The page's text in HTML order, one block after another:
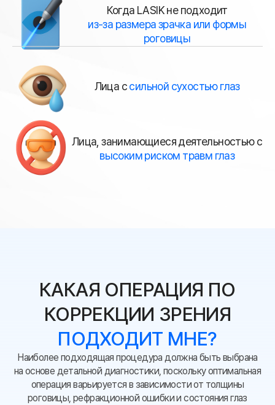
Когда LASIK не подходит
из-за размера зрачка или формы
роговицы
Лица ссильной сухостью глаз
Лица, занимающиеся деятельностью с
высоким риском травм глаз
КАКАЯ ОПЕРАЦИЯ ПО
КОРРЕКЦИИ ЗРЕНИЯ
ПОДХОДИТ МНЕ?
Наиболее подходящая процедура должна быть выбрана
на основе детальной диагностики, поскольку оптимальная
операция варьируется в зависимости от толщины
роговицы,рефракционной ошибки и состояния глаз